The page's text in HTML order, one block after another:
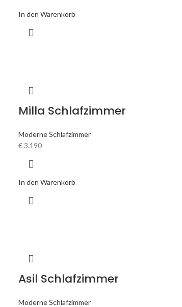
In den Warenkorb
Milla Schlafzimmer
Moderne Schlafzimmer
€3.190
In den Warenkorb
Asil Schlafzimmer
Moderne Schlafzimmer